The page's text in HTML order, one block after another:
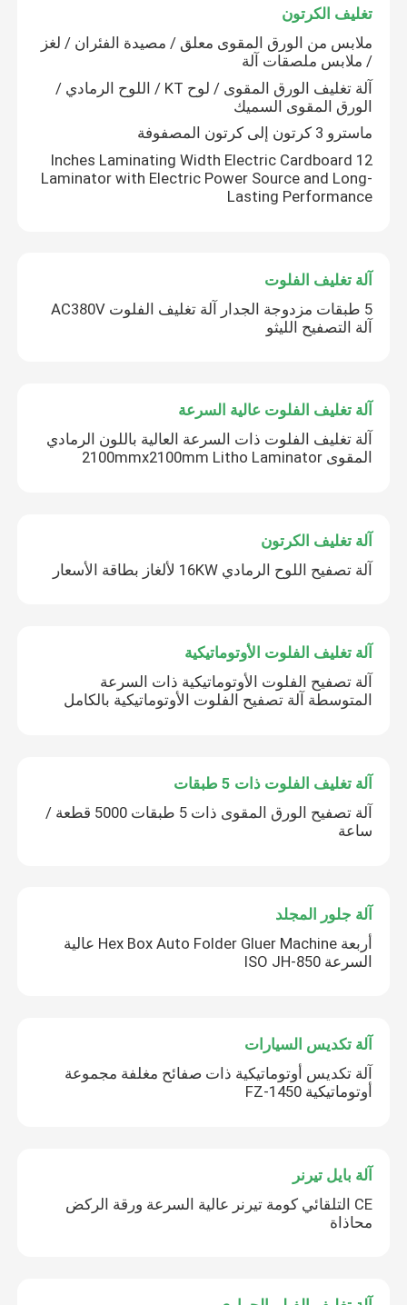
تغليف الكرتون
ملابس من الورق المقوى معلق / مصيدة الفئران / لغز
/ ملابس ملصقات آلة
آلة تغليف الورق المقوى / لوح KT / اللوح الرمادي /
الورق المقوى السميك
ماسترو 3 كرتون إلى كرتون المصفوفة
12 Inches Laminating Width Electric Cardboard
Laminator with Electric Power Source and Long-
Lasting Performance
آلة تغليف الفلوت
5 طبقات مزدوجة الجدار آلة تغليف الفلوت AC380V
آلة التصفيح الليثو
آلة تغليف الفلوت عالية السرعة
آلة تغليف الفلوت ذات السرعة العالية باللون الرمادي
المقوى 2100mmx2100mm Litho Laminator
آلة تغليف الكرتون
آلة تصفيح اللوح الرمادي 16KW لألغاز بطاقة الأسعار
آلة تغليف الفلوت الأوتوماتيكية
آلة تصفيح الفلوت الأوتوماتيكية ذات السرعة
المتوسطة آلة تصفيح الفلوت الأوتوماتيكية بالكامل
آلة تغليف الفلوت ذات 5 طبقات
آلة تصفيح الورق المقوى ذات 5 طبقات 5000 قطعة /
ساعة
آلة جلور المجلد
أربعة Hex Box Auto Folder Gluer Machine عالية
السرعة ISO JH-850
آلة تكديس السيارات
آلة تكديس أوتوماتيكية ذات صفائح مغلفة مجموعة
أوتوماتيكية FZ-1450
آلة بايل تيرنر
CE التلقائي كومة تيرنر عالية السرعة ورقة الركض
محاذاة